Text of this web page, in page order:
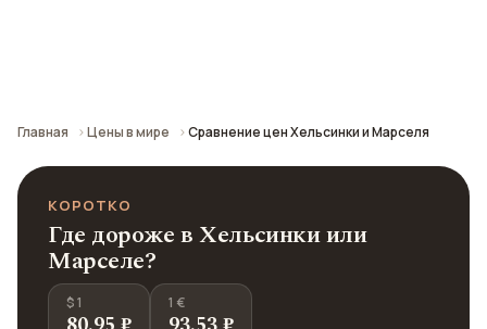
Главная Цены в мире Сравнение цен Хельсинки и Марселя
КОРОТКО
Где дороже в Хельсинки или
Марселе?
$ 1 1 €